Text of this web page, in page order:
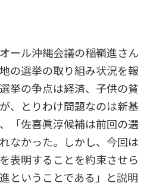
ール沖縄会議の稲嶺進さん
の選挙の取り組み状況を報
挙の争点は経済、子供の貧
、とりわけ問題なのは新基
「佐喜眞淳候補は前回の選
なかった。しかし、今回は
表明することを約束させら
ということである」と説明